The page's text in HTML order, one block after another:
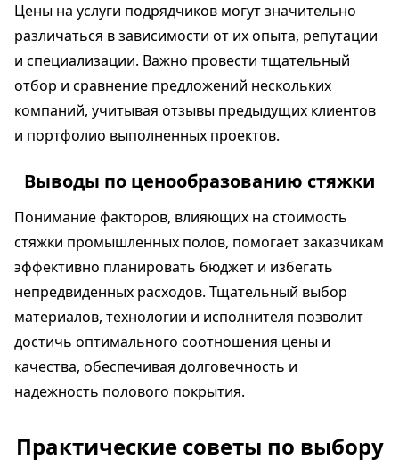
Цены на услуги подрядчиков могут значительно
различаться в зависимости от их опыта, репутации
и специализации. Важно провести тщательный
отбор и сравнение предложений нескольких
компаний, учитывая отзывы предыдущих клиентов
и портфолио выполненных проектов.
Выводы по ценообразованию стяжки
Понимание факторов, влияющих на стоимость
стяжки промышленных полов, помогает заказчикам
эффективно планировать бюджет и избегать
непредвиденных расходов. Тщательный выбор
материалов, технологии и исполнителя позволит
достичь оптимального соотношения цены и
качества, обеспечивая долговечность и
надежность полового покрытия.
Практические советы по выбору